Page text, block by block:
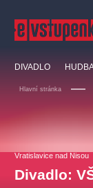
DIVADLO
Hlavní stránka
Vratislavice nad Nisou
Divadlo:
doporučujeme